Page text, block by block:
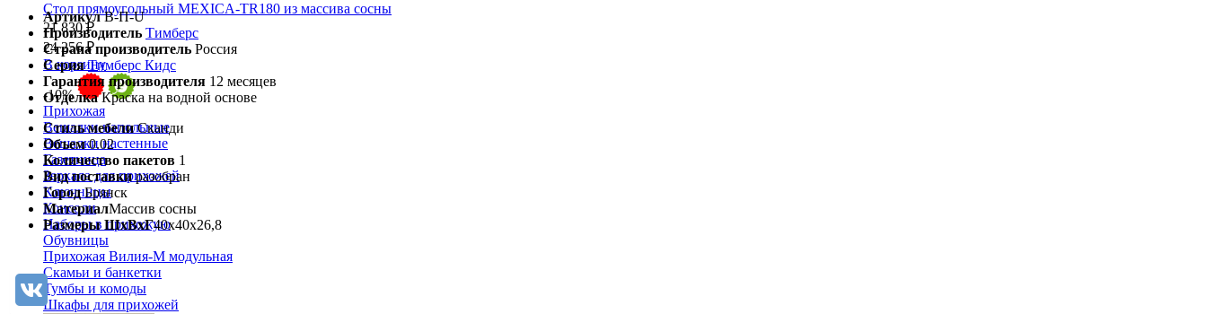
Стол прямоугольный MEXICA-TR180 из массива сосны
21 830 ₽
24 256 ₽
В корзину
-10%
Прихожая
Вешалки напольные
Вешалки настенные
Газетница
Зеркала для прихожей
Ключницы
Консоли
Наборы в прихожую
Обувницы
Прихожая Вилия-М модульная
Скамьи и банкетки
Тумбы и комоды
Шкафы для прихожей
Артикул В-П-U
Производитель Тимберс
Страна производитель Россия
Серия Тимберс Кидс
Гарантия производителя 12 месяцев
Отделка Краска на водной основе
Стиль мебели Сканди
Объем 0.02
Количество пакетов 1
Вид поставки разобран
Город Брянск
МатериалМассив сосны
Размеры ШхВхГ40х40х26,8